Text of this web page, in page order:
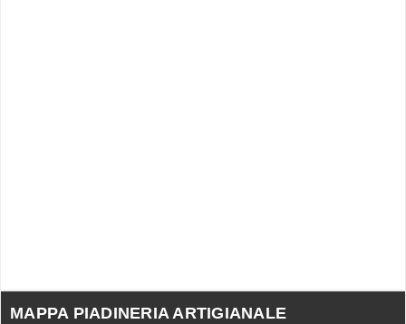
MAPPA PIADINERIA ARTIGIANALE